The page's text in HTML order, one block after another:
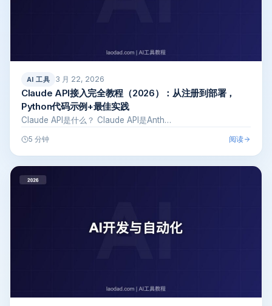
AI 工具 3 月 22, 2026
Claude API接入完全教程（2026）：从注册到部署，
Python代码示例+最佳实践
Claude API是什么？ Claude API是Anth…
5 分钟 阅读